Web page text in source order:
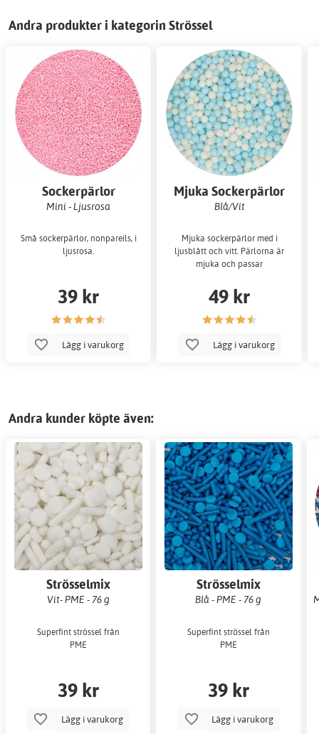
Andra produkter i kategorin Strössel
Sockerpärlor
Mini - Ljusrosa
Små sockerpärlor, nonpareils, i
ljusrosa.
39 kr
Lägg i varukorg
Mjuka Sockerpärlor
Blå/Vit
Mjuka sockerpärlor med i
ljusblått och vitt. Pärlorna är
mjuka och passar
49 kr
Lägg i varukorg
Andra kunder köpte även:
Strösselmix
Vit- PME - 76 g
Superfint strössel från
PME
39 kr
Lägg i varukorg
Strösselmix
Blå - PME - 76 g
Superfint strössel från
PME
39 kr
Lägg i varukorg